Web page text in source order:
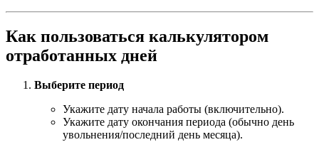
Как пользоваться калькулятором
отработанных дней
Выберите период
Укажите дату начала работы (включительно).
Укажите дату окончания периода (обычно день
увольнения/последний день месяца).